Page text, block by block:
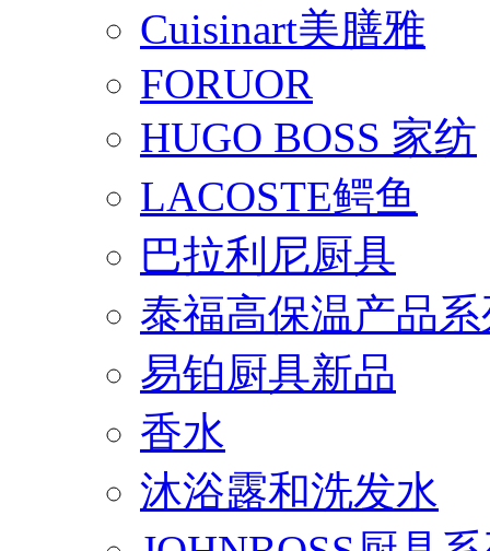
Cuisinart美膳雅
FORUOR
HUGO BOSS 家纺
LACOSTE鳄鱼
巴拉利尼厨具
泰福高保温产品
易铂厨具新品
香水
沐浴露和洗发水